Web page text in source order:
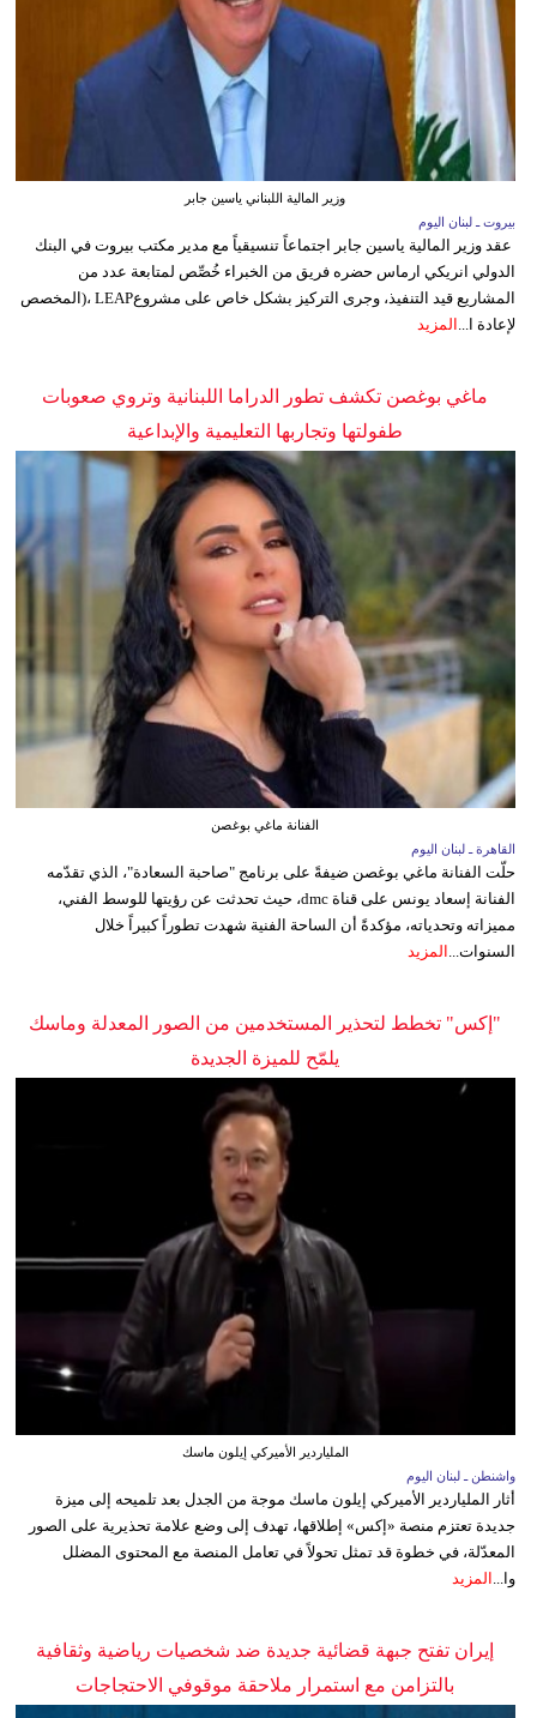
وزير المالية اللبناني ياسين جابر
بيروت ـ لبنان اليوم
عقد وزير المالية ياسين جابر اجتماعاً تنسيقياً مع مدير مكتب بيروت في البنك
الدولي انريكي ارماس حضره فريق من الخبراء خُصِّص لمتابعة عدد من
المشاريع قيد التنفيذ، وجرى التركيز بشكل خاص على مشروعLEAP ،(المخصص
لإعادة ا... المزيد
ماغي بوغصن تكشف تطور الدراما اللبنانية وتروي صعوبات
طفولتها وتجاربها التعليمية والإبداعية
الفنانة ماغي بوغصن
القاهرة ـ لبنان اليوم
حلّت الفنانة ماغي بوغصن ضيفةً على برنامج "صاحبة السعادة"، الذي تقدّمه
الفنانة إسعاد يونس على قناة dmc، حيث تحدثت عن رؤيتها للوسط الفني،
مميزاته وتحدياته، مؤكدةً أن الساحة الفنية شهدت تطوراً كبيراً خلال
السنوات... المزيد
"إكس" تخطط لتحذير المستخدمين من الصور المعدلة وماسك
يلمّح للميزة الجديدة
الملياردير الأميركي إيلون ماسك
واشنطن ـ لبنان اليوم
أثار الملياردير الأميركي إيلون ماسك موجة من الجدل بعد تلميحه إلى ميزة
جديدة تعتزم منصة «إكس» إطلاقها، تهدف إلى وضع علامة تحذيرية على الصور
المعدّلة، في خطوة قد تمثل تحولاً في تعامل المنصة مع المحتوى المضلل
وا...
المزيد
إيران تفتح جبهة قضائية جديدة ضد شخصيات رياضية وثقافية
بالتزامن مع استمرار ملاحقة موقوفي الاحتجاجات